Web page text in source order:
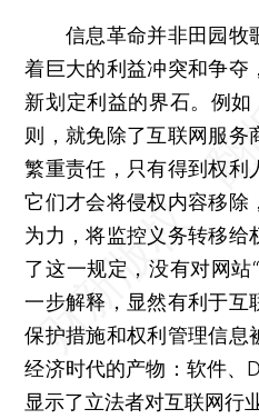
信息革命并非田园牧
着巨大的利益冲突和争夺
新划定利益的界石。例如
则，就免除了互联网服务
繁重责任，只有得到权利
它们才会将侵权内容移除
为力，将监控义务转移给
了这一规定，没有对网站
一步解释，显然有利于互
保护措施和权利管理信息
经济时代的产物：软件、
显示了立法者对互联网行